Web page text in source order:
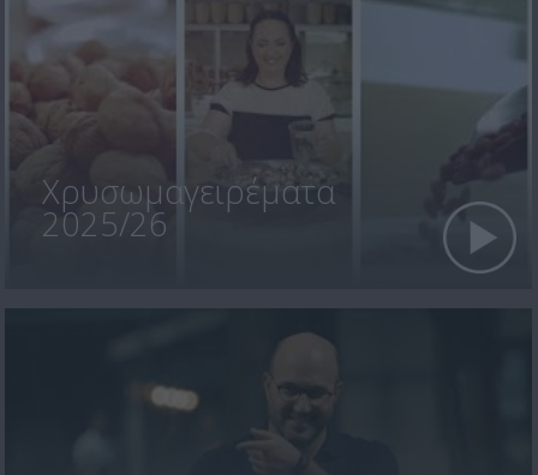
Χρυσωμαγειρέματα
2025/26